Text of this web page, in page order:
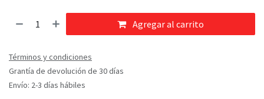
Agregar al carrito
Términos y condiciones
Grantía de devolución de 30 días
Envío: 2-3 días hábiles